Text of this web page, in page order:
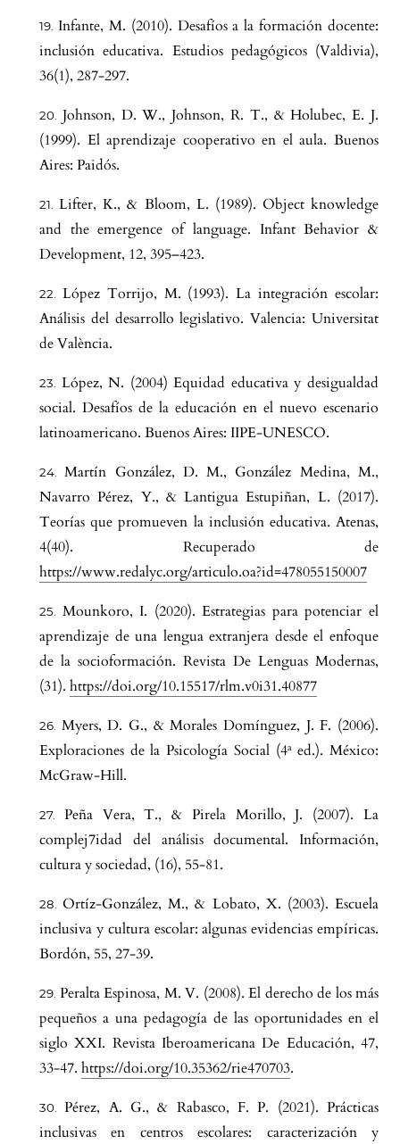
Infante, M. (2010). Desafíos a la formación docente:
inclusión educativa. Estudios pedagógicos (Valdivia),
36(1), 287-297.
Johnson, D. W., Johnson, R. T., & Holubec, E. J.
(1999). El aprendizaje cooperativo en el aula. Buenos
Aires: Paidós.
Lifter, K., & Bloom, L. (1989). Object knowledge
and the emergence of language. Infant Behavior &
Development, 12, 395–423.
López Torrijo, M. (1993). La integración escolar:
Análisis del desarrollo legislativo. Valencia: Universitat
de València.
López, N. (2004) Equidad educativa y desigualdad
social. Desafíos de la educación en el nuevo escenario
latinoamericano. Buenos Aires: IIPE-UNESCO.
Martín González, D. M., González Medina, M.,
Navarro Pérez, Y., & Lantigua Estupiñan, L. (2017).
Teorías que promueven la inclusión educativa. Atenas,
4(40). Recuperado de
https://www.redalyc.org/articulo.oa?id=478055150007
Mounkoro, I. (2020). Estrategias para potenciar el
aprendizaje de una lengua extranjera desde el enfoque
de la socioformación. Revista De Lenguas Modernas,
(31). https://doi.org/10.15517/rlm.v0i31.40877
Myers, D. G., & Morales Domínguez, J. F. (2006).
Exploraciones de la Psicología Social (4ª ed.). México:
McGraw-Hill.
Peña Vera, T., & Pirela Morillo, J. (2007). La
complej7idad del análisis documental. Información,
cultura y sociedad, (16), 55-81.
Ortíz-González, M., & Lobato, X. (2003). Escuela
inclusiva y cultura escolar: algunas evidencias empíricas.
Bordón, 55, 27-39.
Peralta Espinosa, M. V. (2008). El derecho de los más
pequeños a una pedagogía de las oportunidades en el
siglo XXI. Revista Iberoamericana De Educación, 47,
33-47. https://doi.org/10.35362/rie470703.
Pérez, A. G., & Rabasco, F. P. (2021). Prácticas
inclusivas en centros escolares: caracterización y